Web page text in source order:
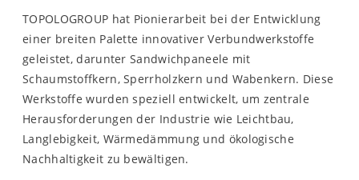
TOPOLOGROUP hat Pionierarbeit bei der Entwicklung
einer breiten Palette innovativer Verbundwerkstoffe
geleistet, darunter Sandwichpaneele mit
Schaumstoffkern, Sperrholzkern und Wabenkern. Diese
Werkstoffe wurden speziell entwickelt, um zentrale
Herausforderungen der Industrie wie Leichtbau,
Langlebigkeit, Wärmedämmung und ökologische
Nachhaltigkeit zu bewältigen.